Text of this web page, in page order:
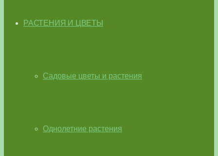
РАСТЕНИЯ И ЦВЕТЫ
Садовые цветы и растения
Однолетние растения